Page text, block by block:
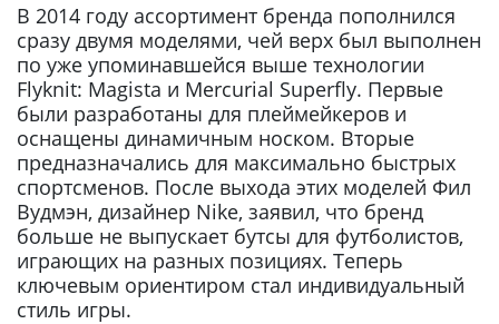
В 2014 году ассортимент бренда пополнился
сразу двумя моделями, чей верх был выполнен
по уже упоминавшейся выше технологии
Flyknit: Magista и Mercurial Superfly. Первые
были разработаны для плеймейкеров и
оснащены динамичным носком. Вторые
предназначались для максимально быстрых
спортсменов. После выхода этих моделей Фил
Вудмэн, дизайнер Nike, заявил, что бренд
больше не выпускает бутсы для футболистов,
играющих на разных позициях. Теперь
ключевым ориентиром стал индивидуальный
стиль игры.